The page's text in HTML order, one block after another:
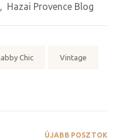
, Hazai Provence Blog
Chic Vintage
ÚJABB POSZTOK